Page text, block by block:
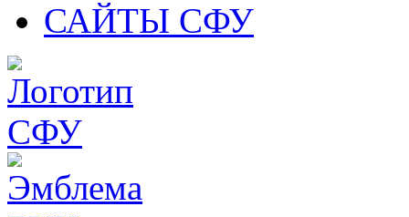
САЙТЫ СФУ